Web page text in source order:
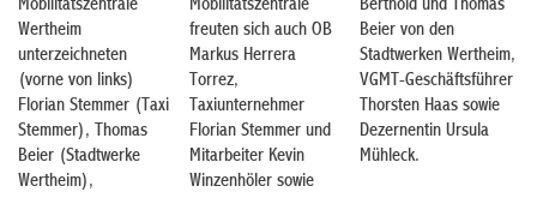
Mobilitätszentrale
Wertheim
unterzeichneten
(vorne von links)
Florian Stemmer (Taxi
Stemmer), Thomas
Beier (Stadtwerke
Wertheim),
Mobilitätszentrale
freuten sich auch OB
Markus Herrera
Torrez,
Taxiunternehmer
Florian Stemmer und
Mitarbeiter Kevin
Winzenhöler sowie
Berthold und Thomas
Beier von den
Stadtwerken Wertheim,
VGMT-Geschäftsführer
Thorsten Haas sowie
Dezernentin Ursula
Mühleck.